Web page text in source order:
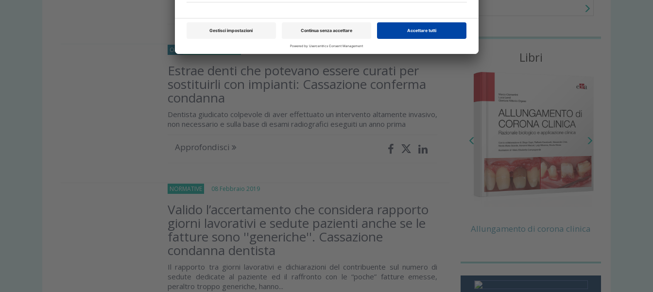
O33
Estrae denti che potevano essere curati per
sostituirli con impianti: Cassazione conferma
condanna
Dentista giudicato colpevole di aver effettuato un intervento altamente invasivo,
non necessario e sulla base di esami radiografici eseguiti un anno prima
Approfondisci
NORMATIVE 08 Febbraio 2019
Valido l’accertamento che considera rapporto
giorni lavorativi e sedute pazienti anche se le
fatture sono ''generiche''. Cassazione
condanna dentista
Il rapporto tra giorni lavorativi e dichiarazioni del contribuente sul numero di
sedute dedicate al paziente ed il raffronto con le “poche” fatture emesse,
peraltro troppo generiche, hanno...
Libri
Allungamento di corona clinica